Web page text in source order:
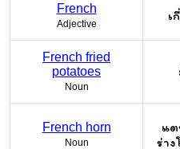
French
Adjective
เ
French fried
potatoes
Noun
French horn
Noun
แต
ร่า